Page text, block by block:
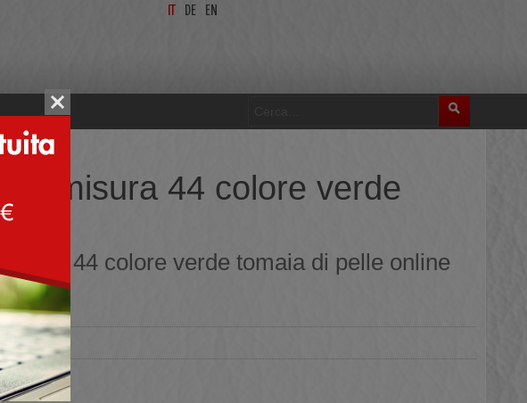
DE EN
misura 44 colore verde
44 colore verde tomaia di pelle online